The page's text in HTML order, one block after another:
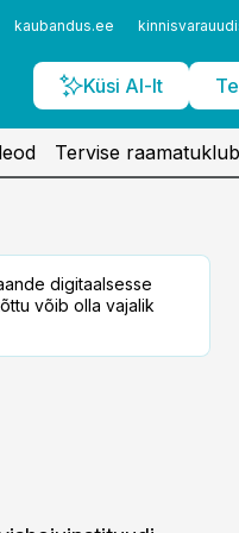
kaubandus.ee
Küsi AI-lt
Tervise
digitaalsesse
võib olla vajalik